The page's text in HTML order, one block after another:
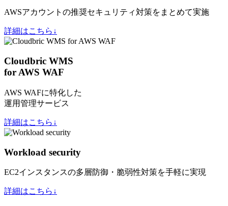
AWSアカウントの推奨セキュリティ対策をまとめて実施
詳細はこちら↓
Cloudbric WMS
for AWS WAF
AWS WAFに特化した
運用管理サービス
詳細はこちら↓
Workload security
EC2インスタンスの多層防御・脆弱性対策を手軽に実現
詳細はこちら↓